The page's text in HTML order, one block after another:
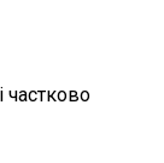
частково